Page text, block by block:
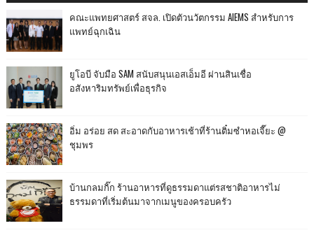
คณะแพทยศาสตร์ สจล. เปิดตัวนวัตกรรม AIEMS สำหรับการ
แพทย์ฉุกเฉิน
ยูโอบี จับมือ SAM สนับสนุนเอสเอ็มอี ผ่านสินเชื่อ
อสังหาริมทรัพย์เพื่อธุรกิจ
อิ่ม อร่อย สด สะอาดกับอาหารเช้าที่ร้านติ๋มซำหอเจี๊ยะ @
ชุมพร
บ้านกลมกิ๊ก ร้านอาหารที่ดูธรรมดาแต่รสชาติอาหารไม่
ธรรมดาที่เริ่มต้นมาจากเมนูของครอบครัว